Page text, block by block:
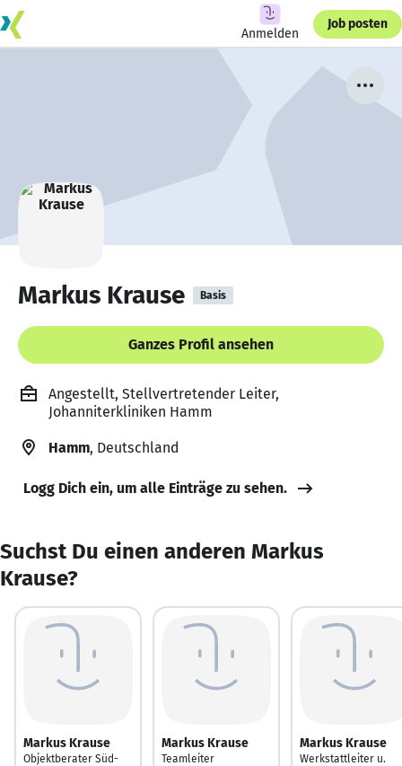
Anmelden
Job posten
Markus Krause Basis
Ganzes Profil ansehen
Angestellt, Stellvertretender Leiter,
Johanniterkliniken Hamm
Hamm, Deutschland
Logg Dich ein, um alle Einträge zu sehen.
Suchst Du einen anderen Markus
Krause?
Markus Krause
Objektberater Süd-
Markus Krause
Teamleiter
Markus Krause
Werkstattleiter u.